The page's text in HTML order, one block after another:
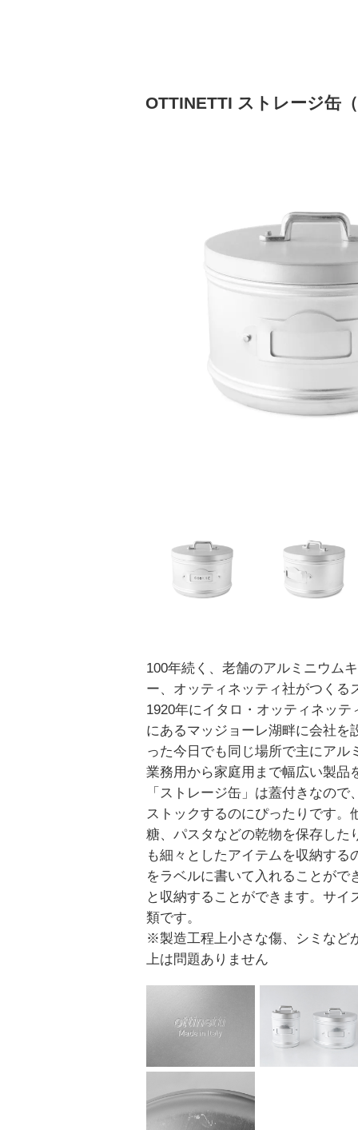
OTTINETTI ストレージ缶
100年続く、老舗のアルミニウム
ー、オッティネッティ社がつくる
1920年にイタロ・オッティネッテ
にあるマッジョーレ湖畔に会社を
った今日でも同じ場所で主にアル
業務用から家庭用まで幅広い製品
「ストレージ缶」は蓋付きなので
ストックするのにぴったりです。
糖、パスタなどの乾物を保存した
も細々としたアイテムを収納する
をラベルに書いて入れることがで
と収納することができます。サイ
類です。
※製造工程上小さな傷、シミなど
上は問題ありません